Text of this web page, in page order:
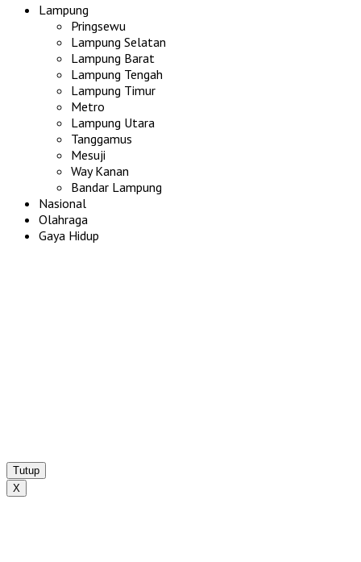
Lampung
Pringsewu
Lampung Selatan
Lampung Barat
Lampung Tengah
Lampung Timur
Metro
Lampung Utara
Tanggamus
Mesuji
Way Kanan
Bandar Lampung
Nasional
Olahraga
Gaya Hidup
Tutup
X